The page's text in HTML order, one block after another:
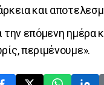
και
την επόμενη ημέρα
περιμένουμε».